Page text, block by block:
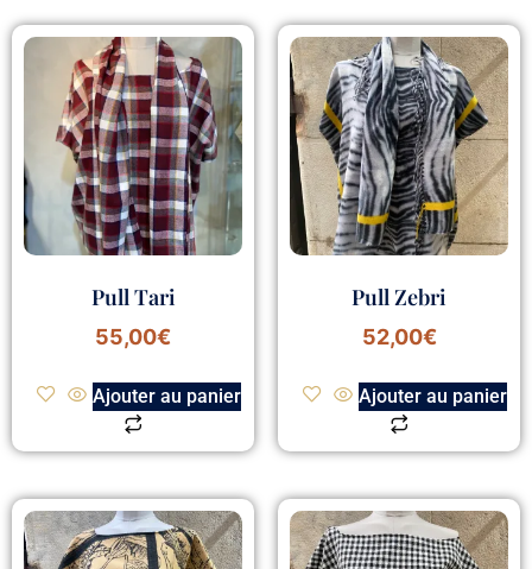
Pull Tari
55,00€
Ajouter au panier
Pull Zebri
52,00€
Ajouter au panier